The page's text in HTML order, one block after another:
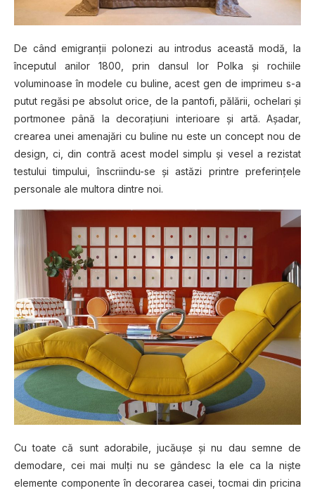
De când emigranții polonezi au introdus această modă, la
începutul anilor 1800, prin dansul lor Polka și rochiile
voluminoase în modele cu buline, acest gen de imprimeu s-a
putut regăsi pe absolut orice, de la pantofi, pălării, ochelari și
portmonee până la decorațiuni interioare și artă. Așadar,
crearea unei amenajări cu buline nu este un concept nou de
design, ci, din contră acest model simplu și vesel a rezistat
testului timpului, înscriindu-se și astăzi printre preferințele
personale ale multora dintre noi.
Cu toate că sunt adorabile, jucăușe și nu dau semne de
demodare, cei mai mulți nu se gândesc la ele ca la niște
elemente componente în decorarea casei, tocmai din pricina